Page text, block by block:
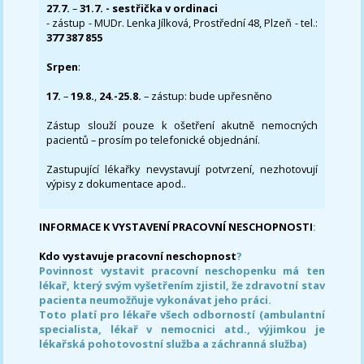
27.7.–31.7. - sestřička v ordinaci
- zástup - MUDr. Lenka Jílková, Prostřední 48, Plzeň - tel.:
377 387 855
Srpen:
17. –19.8., 24.-25.8. – zástup: bude upřesněno
Zástup slouží pouze k ošetření akutně nemocných
pacientů – prosím po telefonické objednání.
Zastupující lékařky nevystavují potvrzení, nezhotovují
výpisy z dokumentace apod..
INFORMACE K VYSTAVENÍ PRACOVNÍ NESCHOPNOSTI:
Kdo vystavuje pracovní neschopnost?
Povinnost vystavit pracovní neschopenku má ten
lékař, který svým vyšetřením zjistil, že zdravotní stav
pacienta neumožňuje vykonávat jeho práci.
Toto platí pro lékaře všech odborností (ambulantní
specialista, lékař v nemocnici atd., výjimkou je
lékařská pohotovostní služba a záchranná služba)